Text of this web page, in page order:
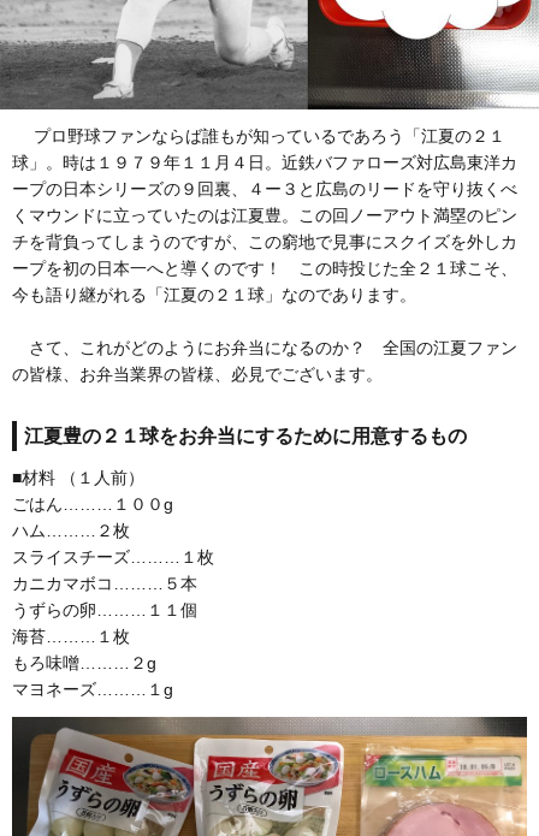
プロ野球ファンならば誰もが知っているであろう「江夏の２１
球」。時は１９７９年１１月４日。近鉄バファローズ対広島東洋カ
ープの日本シリーズの９回裏、４ー３と広島のリードを守り抜くべ
くマウンドに立っていたのは江夏豊。この回ノーアウト満塁のピン
チを背負ってしまうのですが、この窮地で見事にスクイズを外しカ
ープを初の日本一へと導くのです！ この時投じた全２１球こそ、
今も語り継がれる「江夏の２１球」なのであります。
さて、これがどのようにお弁当になるのか？ 全国の江夏ファン
の皆様、お弁当業界の皆様、必見でございます。
江夏豊の２１球をお弁当にするために用意するもの
■材料 （１人前）
ごはん………１００g
ハム………２枚
スライスチーズ………１枚
カニカマボコ………５本
うずらの卵………１１個
海苔………１枚
もろ味噌………２g
マヨネーズ………１g